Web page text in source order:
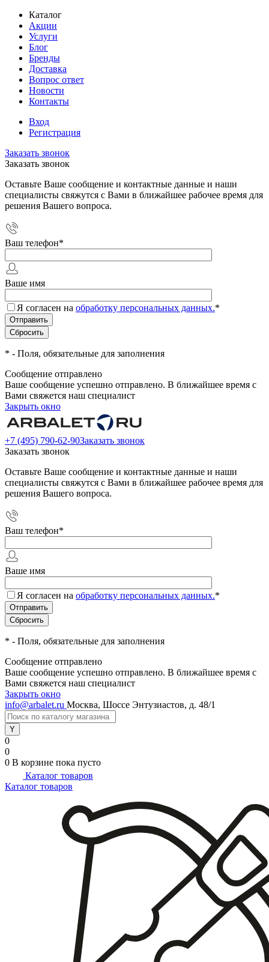
Каталог
Акции
Услуги
Блог
Бренды
Доставка
Вопрос ответ
Новости
Контакты
Вход
Регистрация
Заказать звонок
Заказать звонок
Оставьте Ваше сообщение и контактные данные и наши
специалисты свяжутся с Вами в ближайшее рабочее время для
решения Вашего вопроса.
Ваш телефон*
Ваше имя
Я согласен на обработку персональных данных.*
* - Поля, обязательные для заполнения
Сообщение отправлено
Ваше сообщение успешно отправлено. В ближайшее время с
Вами свяжется наш специалист
Закрыть окно
+7 (495) 790-62-90Заказать звонок
Заказать звонок
Оставьте Ваше сообщение и контактные данные и наши
специалисты свяжутся с Вами в ближайшее рабочее время для
решения Вашего вопроса.
Ваш телефон*
Ваше имя
Я согласен на обработку персональных данных.*
* - Поля, обязательные для заполнения
Сообщение отправлено
Ваше сообщение успешно отправлено. В ближайшее время с
Вами свяжется наш специалист
Закрыть окно
info@arbalet.ru Москва, Шоссе Энтузиастов, д. 48/1
0
0
0 В корзине пока пусто
Каталог товаров
Каталог товаров